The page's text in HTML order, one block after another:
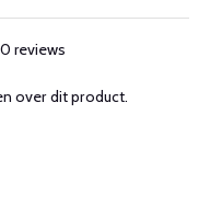
reviews
over dit product.